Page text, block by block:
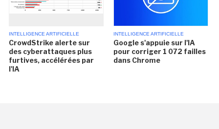
INTELLIGENCE ARTIFICIELLE
CrowdStrike alerte sur
des cyberattaques plus
furtives, accélérées par
l'IA
INTELLIGENCE ARTIFICIELLE
Google s'appuie sur l'IA
pour corriger 1 072 failles
dans Chrome